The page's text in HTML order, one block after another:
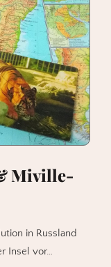
Miville-
in Russland
Insel vor…